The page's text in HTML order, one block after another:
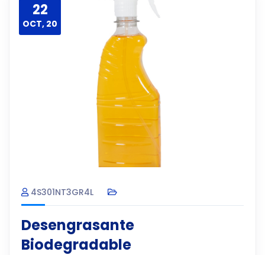
22
OCT, 20
4S301NT3GR4L
Desengrasante
Biodegradable